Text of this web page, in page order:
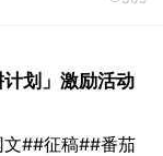
划」激励活动
##征稿##番茄